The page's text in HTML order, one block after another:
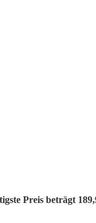
Preis beträgt